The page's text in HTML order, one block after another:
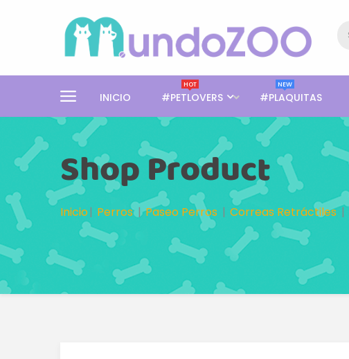
INICIO #PETLOVERS
HOT
#PLAQUITAS
NEW
Shop Product
Inicio Perros Paseo Perros Correas Retráctiles